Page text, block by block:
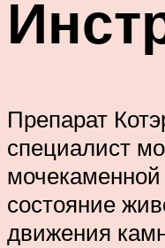
Препарат
специалист
состояние
движения